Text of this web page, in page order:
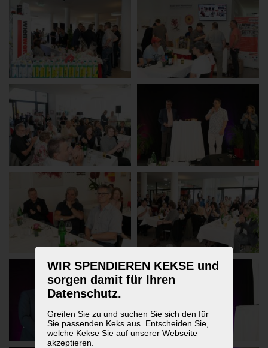
WIR SPENDIEREN KEKSE und
sorgen damit für Ihren
Datenschutz.
Greifen Sie zu und suchen Sie sich den für
Sie passenden Keks aus. Entscheiden Sie,
welche Kekse Sie auf unserer Webseite
akzeptieren.